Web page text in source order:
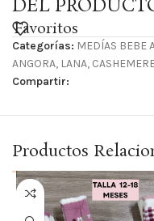
DEL
Favoritos
Categorías: MEDÍAS BEBE
ANGORA, LANA,
Compartir:
Productos